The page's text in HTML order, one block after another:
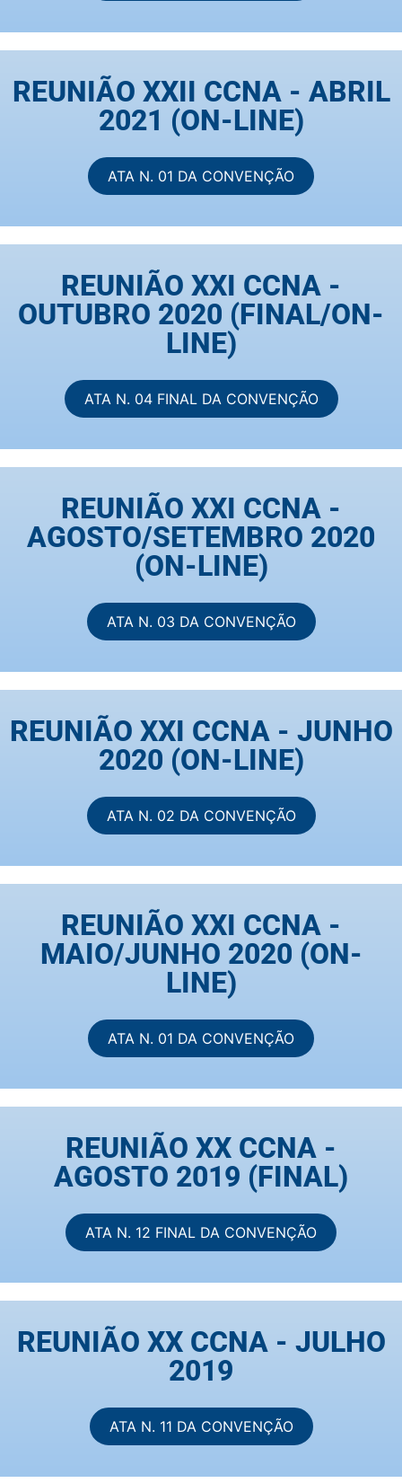
REUNIÃO XXII CCNA - ABRIL
2021 (ON-LINE)
ATA N. 01 DA CONVENÇÃO
REUNIÃO XXI CCNA -
OUTUBRO 2020 (FINAL/ON-
LINE)
ATA N. 04 FINAL DA CONVENÇÃO
REUNIÃO XXI CCNA -
AGOSTO/SETEMBRO 2020
(ON-LINE)
ATA N. 03 DA CONVENÇÃO
REUNIÃO XXI CCNA - JUNHO
2020 (ON-LINE)
ATA N. 02 DA CONVENÇÃO
REUNIÃO XXI CCNA -
MAIO/JUNHO 2020 (ON-
LINE)
ATA N. 01 DA CONVENÇÃO
REUNIÃO XX CCNA -
AGOSTO 2019 (FINAL)
ATA N. 12 FINAL DA CONVENÇÃO
REUNIÃO XX CCNA - JULHO
2019
ATA N. 11 DA CONVENÇÃO